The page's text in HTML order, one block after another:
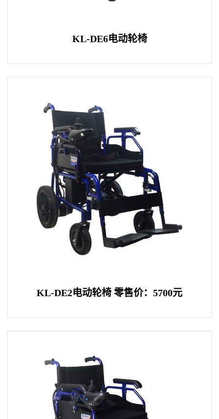
KL-DE6电动轮椅
KL-DE2电动轮椅 零售价：5700元